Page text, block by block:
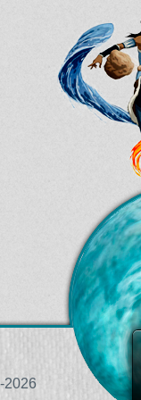
2026